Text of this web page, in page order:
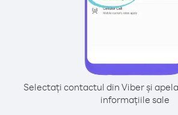
Selectați contactul din Viber și
informațiile sale